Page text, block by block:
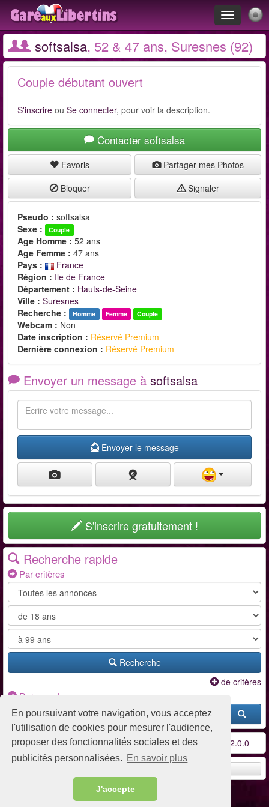
En poursuivant votre navigation, vous acceptez
l'utilisation de cookies pour mesurer l'audience,
proposer des fonctionnalités sociales et des
publicités personnalisées. En savoir plus
J'accepte
Toggle
navigation
softsalsa, 52 & 47 ans, Suresnes (92)
Couple débutant ouvert
S'inscrire ou Se connecter, pour voir la description.
Contacter softsalsa
Favoris
Partager mes Photos
Bloquer
Signaler
Pseudo : softsalsa
Sexe :
Couple
Age Homme : 52 ans
Age Femme : 47 ans
Pays :
France
Région : Ile de France
Département : Hauts-de-Seine
Ville : Suresnes
Recherche :
Homme Femme Couple
Webcam : Non
Date inscription : Réservé Premium
Dernière connexion : Réservé Premium
Envoyer un message à softsalsa
Envoyer le message
S'inscrire gratuitement !
Recherche rapide
Par critères
Recherche
de critères
Par pseudo
Conditions d'utilisation-Contact / FAQ-Partenaires v2.0.0